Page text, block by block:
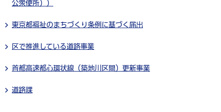
公衆便所））
東京都福祉のまちづくり条例に基づく届出
区で推進している道路事業
首都高速都心環状線（築地川区間）更新事業
道路課